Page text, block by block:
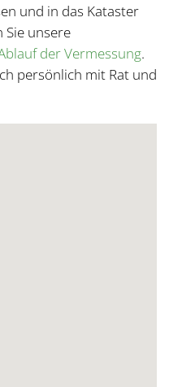
und in das Kataster
Sie unsere
der Vermessung.
persönlich mit Rat und